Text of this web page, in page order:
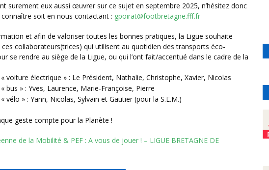
soit en nous contactant : gpoirat@footbretagne.fff.fr
collaborateurs(trices) qui utilisent au quotidien des transports éco-
se rendre au siège de la Ligue, ou qui l’ont fait/accentué dans le cadre de la
voiture électrique » : Le Président, Nathalie, Christophe, Xavier, Nicolas
bus » : Yves, Laurence, Marie-Françoise, Pierre
vélo » : Yann, Nicolas, Sylvain et Gautier (pour la S.E.M.)
geste compte pour la Planète !